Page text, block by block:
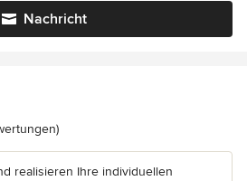
Nachricht
5 von 5 Sternen
realisieren Ihre individuellen